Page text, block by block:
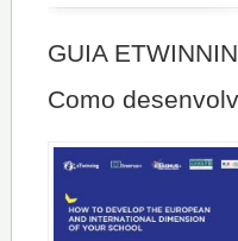
GUIA
Como